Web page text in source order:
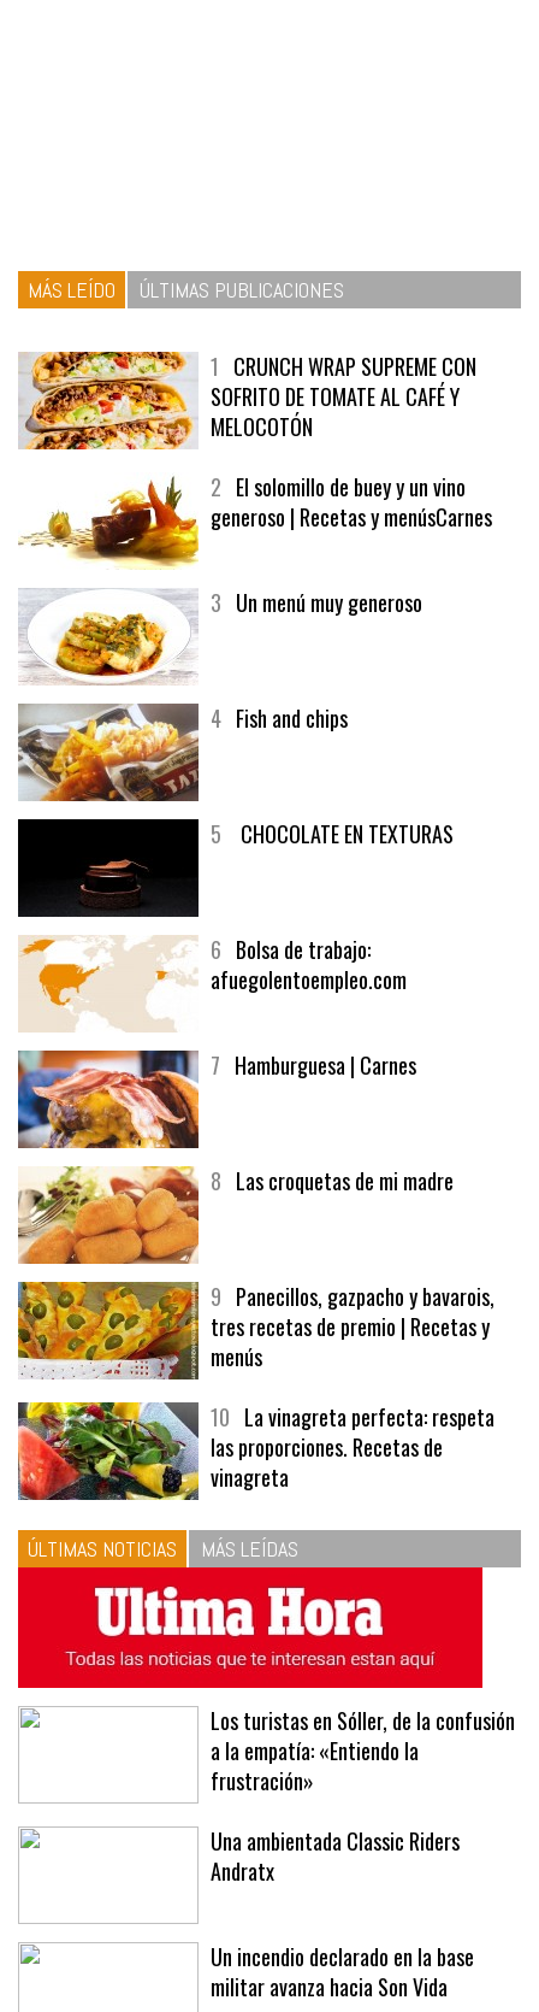
1CRUNCH WRAP SUPREME CON
SOFRITO DE TOMATE AL CAFÉ Y
MELOCOTÓN
2El solomillo de buey y un vino
6Bolsa de trabajo:
9Panecillos, gazpacho y bavarois,
tres recetas de premio | Recetas y
menús
10La vinagreta perfecta: respeta
las proporciones. Recetas de
vinagreta
ÚLTIMAS NOTICIAS MÁS LEÍDAS
Los turistas en Sóller, de la confusión
a la empatía: «Entiendo la
frustración»
Una ambientada Classic Riders
Un incendio declarado en la base